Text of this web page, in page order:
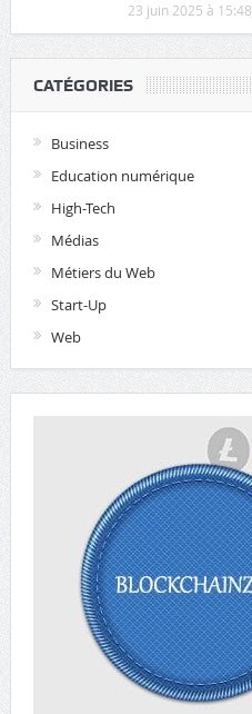
23 juin 2025 à 15:48
CATÉGORIES
Business
Education numérique
High-Tech
Médias
Métiers du Web
Start-Up
Web